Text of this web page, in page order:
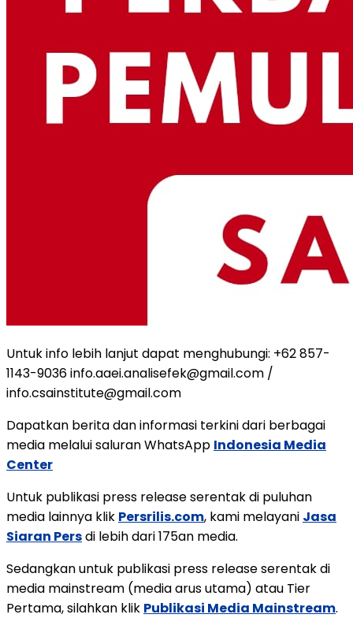
Untuk info lebih lanjut dapat menghubungi: +62 857-
1143-9036 info.aaei.analisefek@gmail.com /
info.csainstitute@gmail.com
Dapatkan berita dan informasi terkini dari berbagai
media melalui saluran WhatsApp Indonesia Media
Center
Untuk publikasi press release serentak di puluhan
media lainnya klik Persrilis.com, kami melayani Jasa
Siaran Persdi lebih dari 175an media.
Sedangkan untuk publikasi press release serentak di
media mainstream (media arus utama) atau Tier
Pertama, silahkan klik Publikasi Media Mainstream.